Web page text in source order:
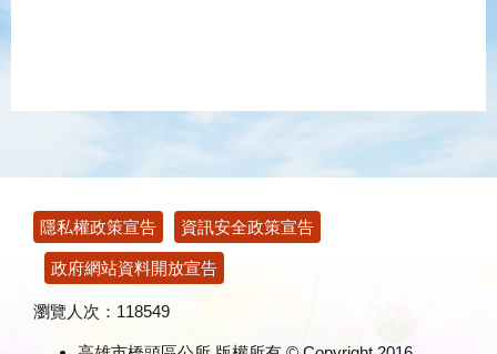
隱私權政策宣告
資訊安全政策宣告
政府網站資料開放宣告
瀏覽人次： 118549